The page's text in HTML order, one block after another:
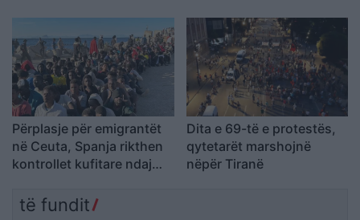
“Nesër do të jemi më
shumë, nuk ndalemi”
Përplasje për emigrantët
në Ceuta, Spanja rikthen
kontrollet kufitare ndaj
Dita e 69-të e protestës,
qytetarët marshojnë
nëpër Tiranë
të fundit